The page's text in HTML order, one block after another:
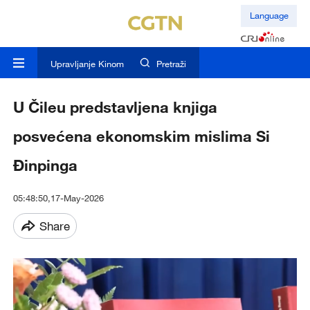
Language
Upravljanje Kinom Pretraži
U Čileu predstavljena knjiga
posvećena ekonomskim mislima Si
Đinpinga
05:48:50,17-May-2026
Share